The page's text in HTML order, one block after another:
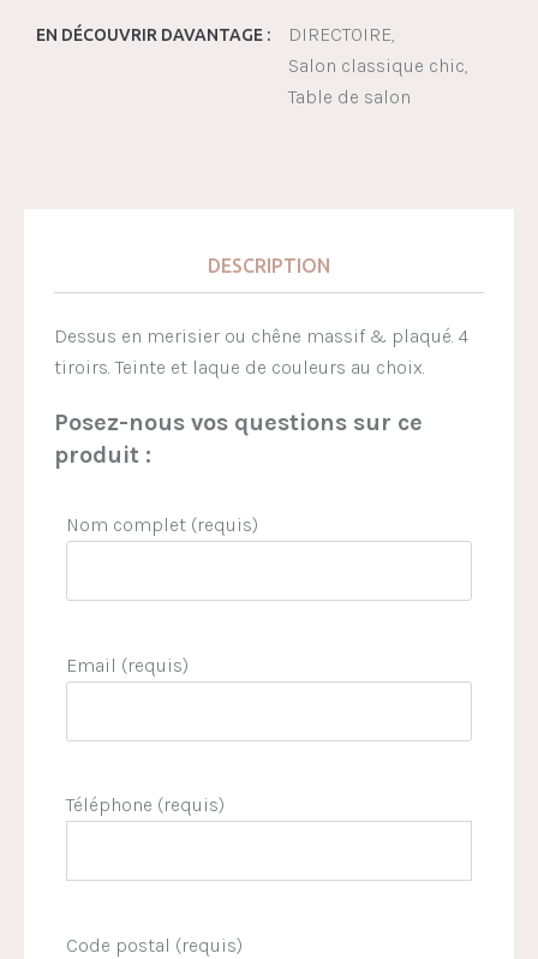
EN DÉCOUVRIR DAVANTAGE :
DIRECTOIRE
Salon classique chic
Table de salon
DESCRIPTION
Dessus en merisier ou chêne massif & plaqué. 4
tiroirs. Teinte et laque de couleurs au choix.
Posez-nous vos questions sur ce
produit :
Nom complet (requis)
Email (requis)
Téléphone (requis)
Code postal (requis)